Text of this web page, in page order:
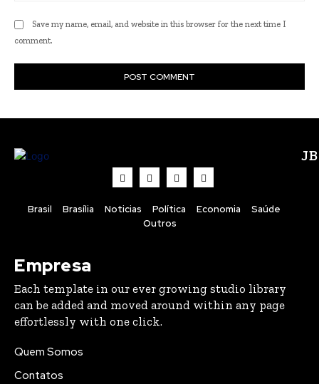
Save my name, email, and website in this browser for the next time I
comment.
Brasil Brasília Noticias Política Economia
Saúde
Outros
Empresa
Each template in our ever growing studio library
can be added and moved around within any page
effortlessly with one click.
Quem Somos
Contatos